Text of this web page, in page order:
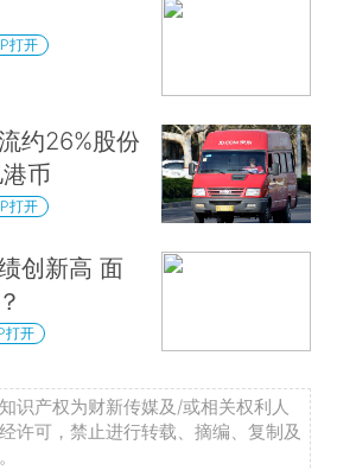
打开
约26%股份
币
打开
创新高 面
打开
识产权为财新传媒及/或相关权利人
许可，禁止进行转载、摘编、复制及